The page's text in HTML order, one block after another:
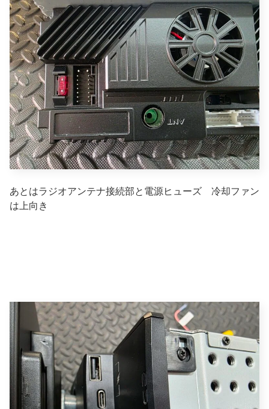
あとはラジオアンテナ接続部と電源ヒューズ 冷却ファン
は上向き